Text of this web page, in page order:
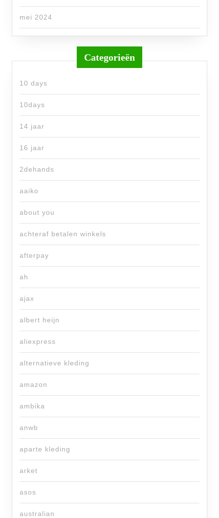
mei 2024
Categorieën
10 days
10days
14 jaar
16 jaar
2dehands
aaiko
about you
achteraf betalen winkels
afterpay
ah
ajax
albert heijn
aliexpress
alternatieve kleding
amazon
ambika
anwb
aparte kleding
arket
asos
australian